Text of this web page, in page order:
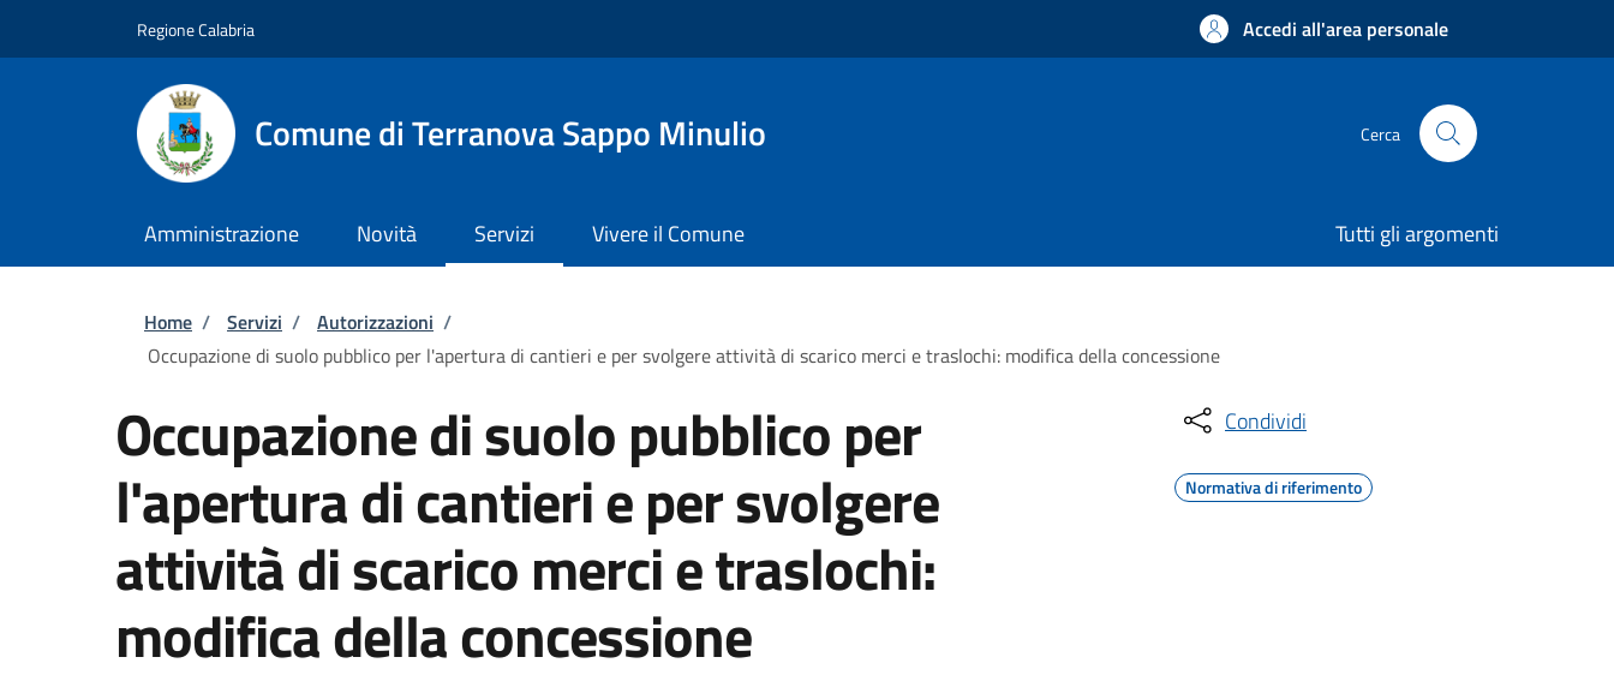
Regione Calabria Accedi all'area personale
Comune di Terranova Sappo Minulio Cerca
Amministrazione Novità Servizi Vivere il Comune Tutti gli argomenti
Briciole di pane
Home / Servizi / Autorizzazioni /
Occupazione di suolo pubblico per l'apertura di cantieri e per svolgere attività di scarico merci e traslochi: modifica della concessione
Occupazione di suolo pubblico per
l'apertura di cantieri e per svolgere
attività di scarico merci e traslochi:
modifica della concessione
Condividi
Normativa di riferimento